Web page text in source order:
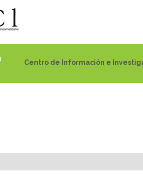
Centro de Información e